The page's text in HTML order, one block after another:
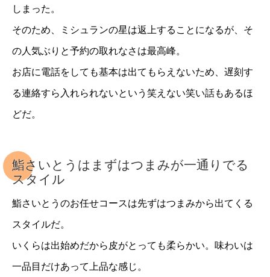
しまった。
そのため、ミシュランの星は返上することになるが、そ
の人気ぶりと予約の取れなさは最高峰。
お店に電話をしても基本は出てもらえないため、遅刻す
る連絡すら入れられないという笑えない笑い話もあるほ
どだ。
鮨さいとうはまずはつまみが一通りでる
スタイル
鮨さいとうのお任せコースは先ずはつまみから出てくる
スタイルだ。
いくらは出始めだから皮がとっても柔らかい。味わいは
一品目だけあって上品な感じ。